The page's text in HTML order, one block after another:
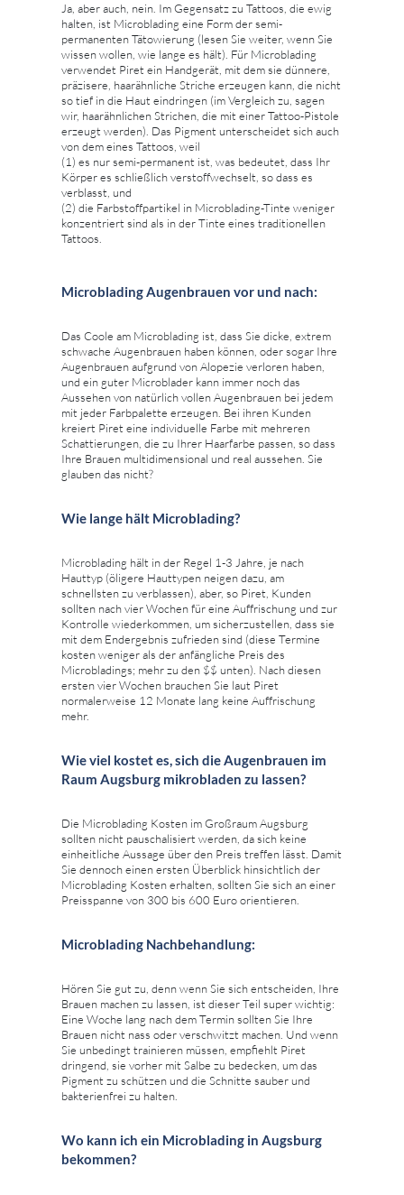
Ja, aber auch, nein. Im Gegensatz zu Tattoos, die ewig
halten, ist Microblading eine Form der semi-
permanenten Tätowierung (lesen Sie weiter, wenn Sie
wissen wollen, wie lange es hält). Für Microblading
verwendet Piret ein Handgerät, mit dem sie dünnere,
präzisere, haarähnliche Striche erzeugen kann, die nicht
so tief in die Haut eindringen (im Vergleich zu, sagen
wir, haarähnlichen Strichen, die mit einer Tattoo-Pistole
erzeugt werden). Das Pigment unterscheidet sich auch
von dem eines Tattoos, weil
(1) es nur semi-permanent ist, was bedeutet, dass Ihr
Körper es schließlich verstoffwechselt, so dass es
verblasst, und
(2) die Farbstoffpartikel in Microblading-Tinte weniger
konzentriert sind als in der Tinte eines traditionellen
Tattoos.
Microblading Augenbrauen vor und nach:
Das Coole am Microblading ist, dass Sie dicke, extrem
schwache Augenbrauen haben können, oder sogar Ihre
Augenbrauen aufgrund von Alopezie verloren haben,
und ein guter Microblader kann immer noch das
Aussehen von natürlich vollen Augenbrauen bei jedem
mit jeder Farbpalette erzeugen. Bei ihren Kunden
kreiert Piret eine individuelle Farbe mit mehreren
Schattierungen, die zu Ihrer Haarfarbe passen, so dass
Ihre Brauen multidimensional und real aussehen. Sie
glauben das nicht?
Wie lange hält Microblading?
Microblading hält in der Regel 1-3 Jahre, je nach
Hauttyp (öligere Hauttypen neigen dazu, am
schnellsten zu verblassen), aber, so Piret, Kunden
sollten nach vier Wochen für eine Auffrischung und zur
Kontrolle wiederkommen, um sicherzustellen, dass sie
mit dem Endergebnis zufrieden sind (diese Termine
kosten weniger als der anfängliche Preis des
Microbladings; mehr zu den $$ unten). Nach diesen
ersten vier Wochen brauchen Sie laut Piret
normalerweise 12 Monate lang keine Auffrischung
mehr.
Wie viel kostet es, sich die Augenbrauen im
Raum Augsburg mikrobladen zu lassen?
Die Microblading Kosten im Großraum Augsburg
sollten nicht pauschalisiert werden, da sich keine
einheitliche Aussage über den Preis treffen lässt. Damit
Sie dennoch einen ersten Überblick hinsichtlich der
Microblading Kosten erhalten, sollten Sie sich an einer
Preisspanne von 300 bis 600 Euro orientieren.
Microblading Nachbehandlung:
Hören Sie gut zu, denn wenn Sie sich entscheiden, Ihre
Brauen machen zu lassen, ist dieser Teil super wichtig:
Eine Woche lang nach dem Termin sollten Sie Ihre
Brauen nicht nass oder verschwitzt machen. Und wenn
Sie unbedingt trainieren müssen, empfiehlt Piret
dringend, sie vorher mit Salbe zu bedecken, um das
Pigment zu schützen und die Schnitte sauber und
bakterienfrei zu halten.
Wo kann ich ein Microblading in Augsburg
bekommen?